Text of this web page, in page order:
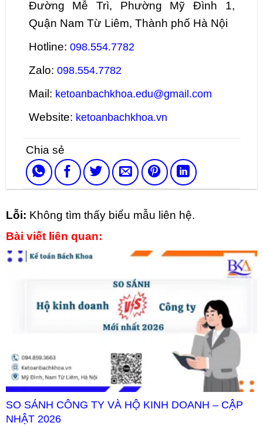
Đường Mễ Trì, Phường Mỹ Đình 1,
Quận Nam Từ Liêm, Thành phố Hà Nội
Hotline: 098.554.7782
Zalo: 098.554.7782
Mail: ketoanbachkhoa.edu@gmail.com
Website: ketoanbachkhoa.vn
Lỗi: Không tìm thấy biểu mẫu liên hệ.
Bài viết liên quan:
SO SÁNH CÔNG TY VÀ HỘ KINH DOANH – CẬP
NHẬT 2026